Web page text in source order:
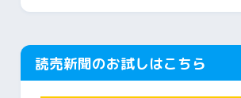
読売新聞のお試しはこちら